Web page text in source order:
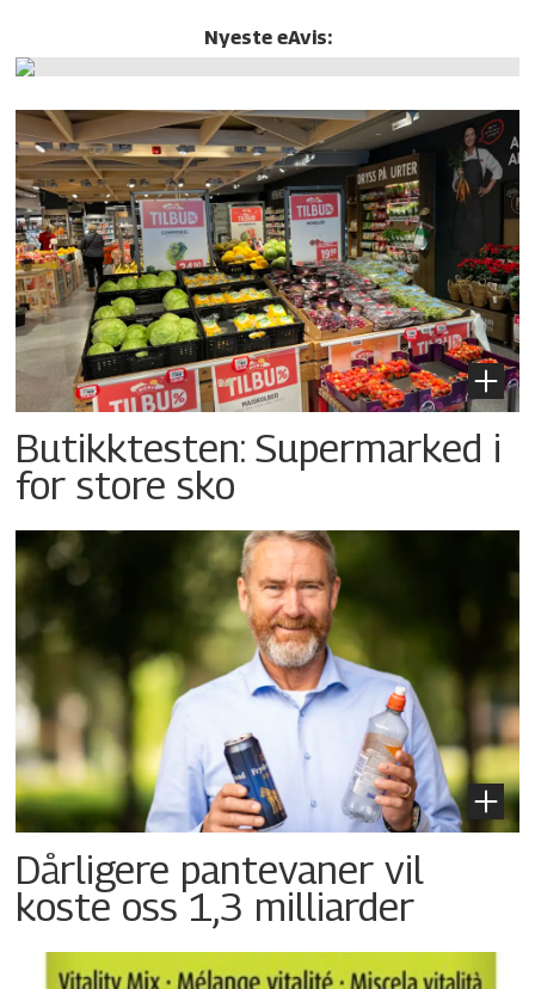
Nyeste eAvis:
Butikktesten: Supermarked i
for store sko
Dårligere pantevaner vil
koste oss 1,3 milliarder